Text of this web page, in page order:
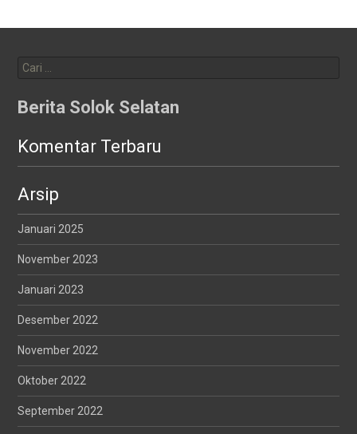
untuk:
Berita Solok Selatan
Komentar Terbaru
Arsip
Januari 2025
November 2023
Januari 2023
Desember 2022
November 2022
Oktober 2022
September 2022